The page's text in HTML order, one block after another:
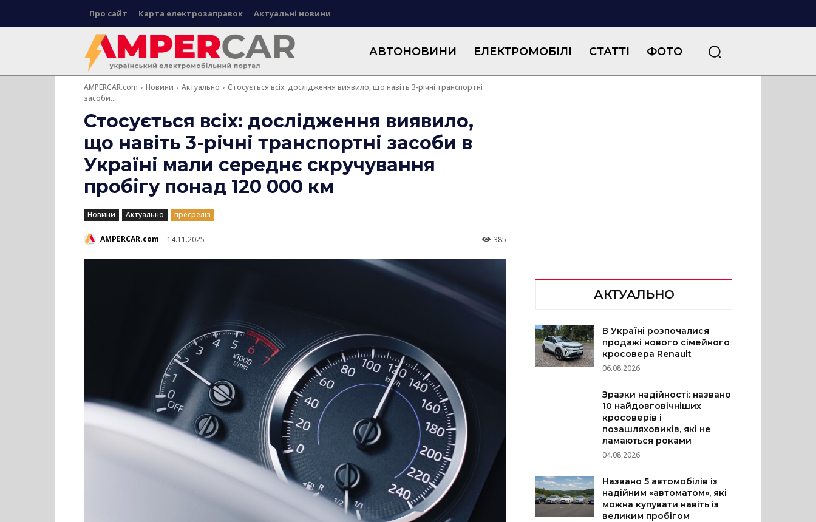
Про сайт Карта електрозаправок Актуальні новини
АВТОНОВИНИ ЕЛЕКТРОМОБІЛІ СТАТТІ ФОТО
AMPERCAR.com Новини Актуально
Стосується всіх: дослідження виявило, що навіть 3-річні транспортні
засоби...
Стосується всіх: дослідження виявило,
що навіть 3-річні транспортні засоби в
Україні мали середнє скручування
пробігу понад 120 000 км
Новини Актуально пресреліз
AMPERCAR.com 14.11.2025 385
АКТУАЛЬНО
В Україні розпочалися
продажі нового сімейного
кросовера Renault
06.08.2026
Зразки надійності: названо
10 найдовговічніших
кросоверів і
позашляховиків, які не
ламаються роками
04.08.2026
Названо 5 автомобілів із
надійним «автоматом», які
можна купувати навіть із
великим пробігом